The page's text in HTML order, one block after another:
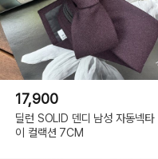
17,900
딜런 SOLID 덴디 남성 자동넥타
이 컬랙션 7CM